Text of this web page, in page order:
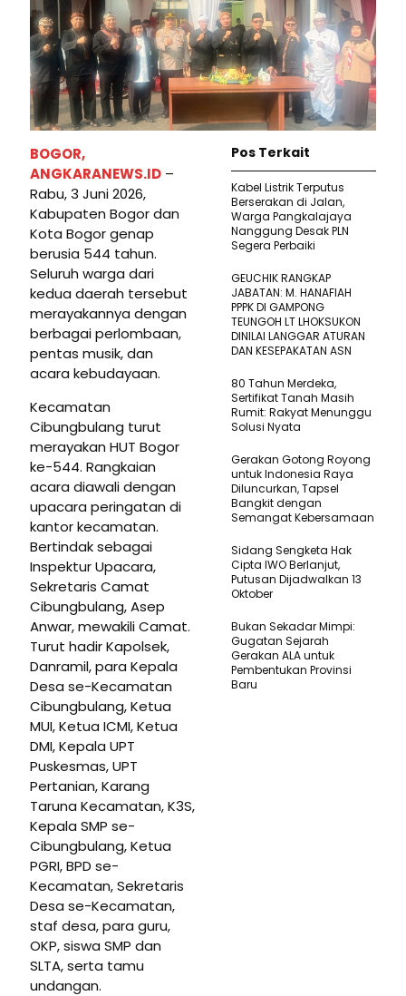
BOGOR,
ANGKARANEWS.ID –
Rabu, 3 Juni 2026,
Kabupaten Bogor dan
Kota Bogor genap
berusia 544 tahun.
Seluruh warga dari
kedua daerah tersebut
merayakannya dengan
berbagai perlombaan,
pentas musik, dan
acara kebudayaan.
Kecamatan
Cibungbulang turut
merayakan HUT Bogor
ke-544. Rangkaian
acara diawali dengan
upacara peringatan di
kantor kecamatan.
Bertindak sebagai
Inspektur Upacara,
Sekretaris Camat
Cibungbulang, Asep
Anwar, mewakili Camat.
Turut hadir Kapolsek,
Danramil, para Kepala
Desa se-Kecamatan
Cibungbulang, Ketua
MUI, Ketua ICMI, Ketua
DMI, Kepala UPT
Puskesmas, UPT
Pertanian, Karang
Taruna Kecamatan, K3S,
Kepala SMP se-
Cibungbulang, Ketua
PGRI, BPD se-
Kecamatan, Sekretaris
Desa se-Kecamatan,
staf desa, para guru,
OKP, siswa SMP dan
SLTA, serta tamu
undangan.
Pos Terkait
Kabel Listrik Terputus
Berserakan di Jalan,
Warga Pangkalajaya
Nanggung Desak PLN
Segera Perbaiki
GEUCHIK RANGKAP
JABATAN: M. HANAFIAH
PPPK DI GAMPONG
TEUNGOH LT LHOKSUKON
DINILAI LANGGAR ATURAN
DAN KESEPAKATAN ASN
80 Tahun Merdeka,
Sertifikat Tanah Masih
Rumit: Rakyat Menunggu
Solusi Nyata
Gerakan Gotong Royong
untuk Indonesia Raya
Diluncurkan, Tapsel
Bangkit dengan
Semangat Kebersamaan
Sidang Sengketa Hak
Cipta IWO Berlanjut,
Putusan Dijadwalkan 13
Oktober
Bukan Sekadar Mimpi:
Gugatan Sejarah
Gerakan ALA untuk
Pembentukan Provinsi
Baru